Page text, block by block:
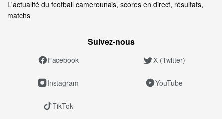
L'actualité du football camerounais, scores en direct, résultats,
matchs
Suivez‑nous
Facebook X (Twitter)
Instagram YouTube
TikTok